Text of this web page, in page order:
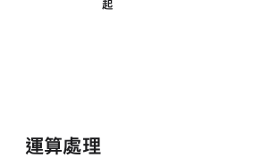
起
運算處理